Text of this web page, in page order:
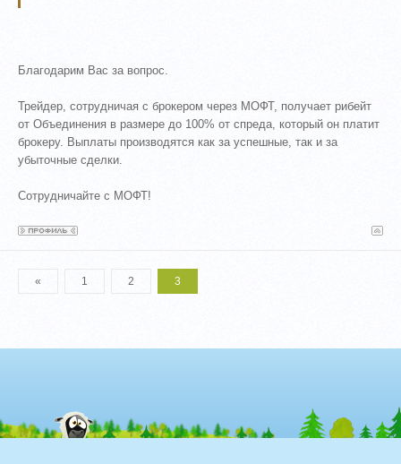
Благодарим Вас за вопрос.
Трейдер, сотрудничая с брокером через МОФТ, получает рибейт
от Объединения в размере до 100% от спреда, который он платит
брокеру. Выплаты производятся как за успешные, так и за
убыточные сделки.
Сотрудничайте с МОФТ!
« 1 2 3